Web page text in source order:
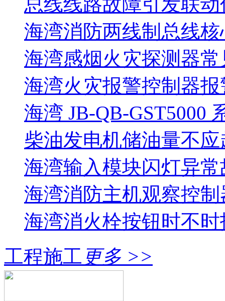
海湾消防两线制总线
海湾感烟火灾探测器
海湾火灾报警控制器报
海湾 JB-QB-GST5000
柴油发电机储油量不应
海湾输入模块闪灯异
海湾消防主机观察控制
海湾消火栓按钮时不
工程施工 更多 >>